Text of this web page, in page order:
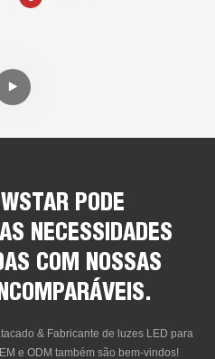
PODE
NECESSIDADES
COM NOSSAS
& Fabricante de luzes LED para
e ODM também são bem-vindos!